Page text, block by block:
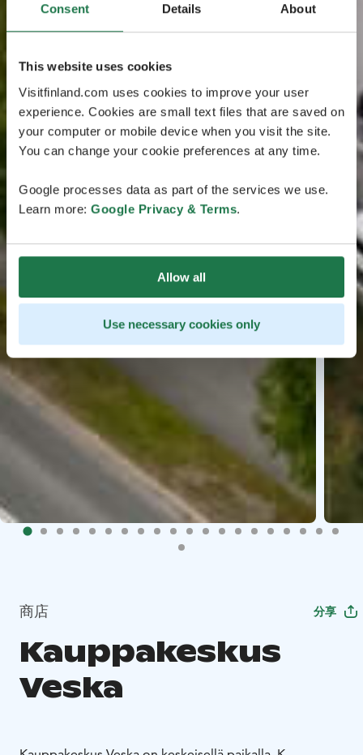
Consent Details About
This website uses cookies
Visitfinland.com uses cookies to improve your user
experience. Cookies are small text files that are saved on
your computer or mobile device when you visit the site.
You can change your cookie preferences at any time.
Google processes data as part of the services we use.
Learn more: Google Privacy & Terms.
Allow all
Use necessary cookies only
商店 分享
Kauppakeskus
Veska